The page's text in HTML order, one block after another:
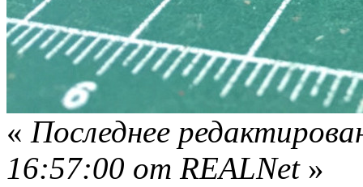
« Последнее
16:57:00 от REALNet»